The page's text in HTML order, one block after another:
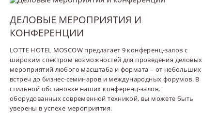
ДЕЛОВЫЕ МЕРОПРИЯТИЯ И
КОНФЕРЕНЦИИ
LOTTE HOTEL MOSCOW предлагает 9 конференц-залов с
широким спектром возможностей для проведения деловых
мероприятий любого масштаба и формата – от небольших
встреч до бизнес-семинаров и международных форумов. В
стильной обстановке наших конференц-залов,
оборудованных современной техникой, вы можете быть
уверены в успехе мероприятия.